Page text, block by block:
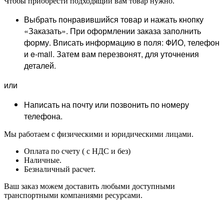
Выбрать понравившийся товар и нажать кнопку
«Заказать». При оформлении заказа заполнить
форму. Вписать информацию в поля: ФИО, телефон
и e-mail. Затем вам перезвонят, для уточнения
деталей.
или
Написать на почту или позвонить по номеру
телефона.
Мы работаем с физическими и юридическими лицами.
Оплата по счету ( с НДС и без)
Наличные.
Безналичный расчет.
Ваш заказ можем доставить любыми доступными
транспортными компаниями ресурсами.